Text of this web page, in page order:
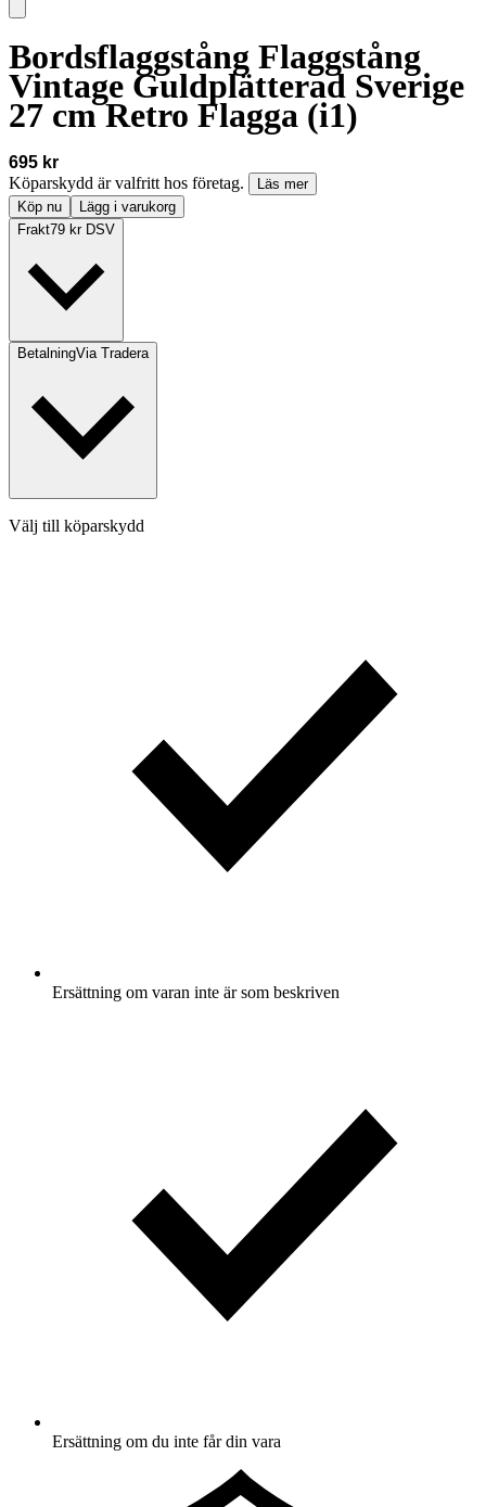
Bordsflaggstång Flaggstång
Vintage Guldplätterad Sverige
27 cm Retro Flagga (i1)
695 kr
Köparskydd är valfritt hos företag.
Läs mer
Köp nu
Lägg i varukorg
Frakt79 kr DSV
BetalningVia Tradera
Välj till köparskydd
Ersättning om varan inte är som beskriven
Ersättning om du inte får din vara